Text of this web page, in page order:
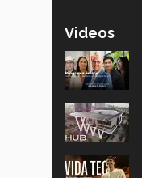
Videos